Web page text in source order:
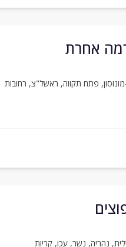
אחרת
, פתח תקווה, ראשל"צ, רחובות
, נהריה, נשר,עכו,קריות